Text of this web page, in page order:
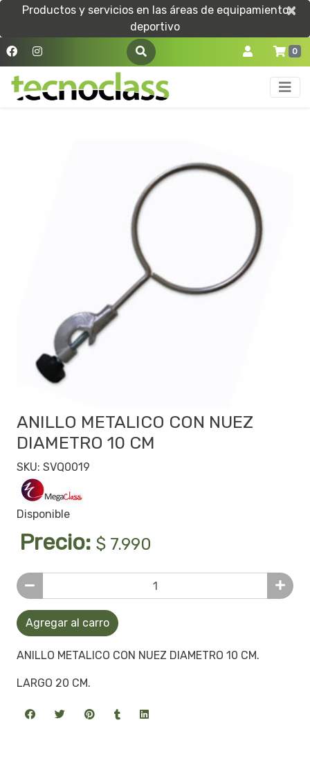
Productos y servicios en las áreas de equipamiento
deportivo
×
×
0
ANILLO METALICO CON NUEZ
DIAMETRO 10 CM
SKU: SVQ0019
Disponible
Precio: $ 7.990
Agregar al carro
ANILLO METALICO CON NUEZ DIAMETRO 10 CM.
LARGO 20 CM.